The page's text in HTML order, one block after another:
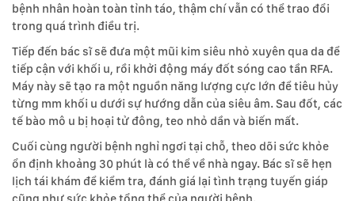
bệnh nhân hoàn toàn tỉnh táo, thậm chí vẫn có thể trao đổi
trong quá trình điều trị.
Tiếp đến bác sĩ sẽ đưa một mũi kim siêu nhỏ xuyên qua da để
tiếp cận với khối u, rồi khởi động máy đốt sóng cao tần RFA.
Máy này sẽ tạo ra một nguồn năng lượng cực lớn để tiêu hủy
từng mm khối u dưới sự hướng dẫn của siêu âm. Sau đốt, các
tế bào mô u bị hoại tử đông, teo nhỏ dần và biến mất.
Cuối cùng người bệnh nghỉ ngơi tại chỗ, theo dõi sức khỏe
ổn định khoảng 30 phút là có thể về nhà ngay. Bác sĩ sẽ hẹn
lịch tái khám để kiểm tra, đánh giá lại tình trạng tuyến giáp